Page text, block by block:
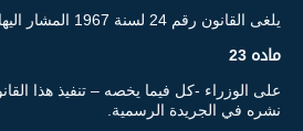
يلغى القانون رقم 24 لسنة 1967 المشار اليها .
ماده 23
على الوزراء -كل فيما يخصه – تنفيذ هذا
نشره في الجريدة الرسمية.